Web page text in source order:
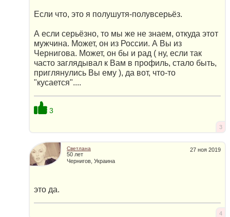
Если что, это я полушутя-полувсерьёз.
А если серьёзно, то мы же не знаем, откуда этот
мужчина. Может, он из России. А Вы из
Чернигова. Может, он бы и рад ( ну, если так
часто заглядывал к Вам в профиль, стало быть,
приглянулись Вы ему ), да вот, что-то
"кусается"....
3
3
27 ноя 2019
Светлана
50 лет
Чернигов, Украина
это да.
4